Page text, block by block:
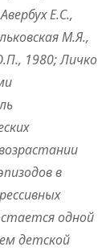
Е.С.,
М.Я.,
1980; Личко
в
одной
детской